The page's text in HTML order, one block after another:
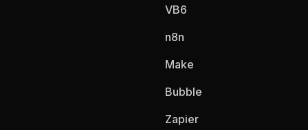
VB6
n8n
Make
Bubble
Zapier